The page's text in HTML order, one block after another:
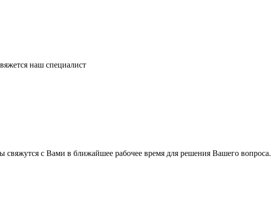
наш специалист
с Вами в ближайшее рабочее время для решения Вашего вопроса.